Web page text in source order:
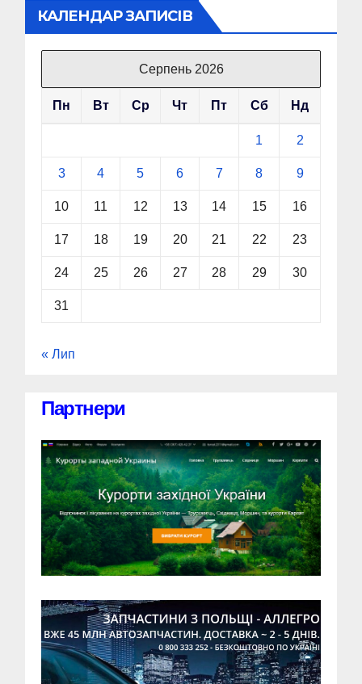
КАЛЕНДАР ЗАПИСІВ
Серпень 2026
Пн Вт Ср Чт Пт Сб Нд
1 2
3 4 5 6 7 8 9
10 11 12 13 14 15 16
17 18 19 20 21 22 23
24 25 26 27 28 29 30
31
« Лип
Партнери